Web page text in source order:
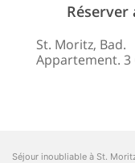
St. Moritz, Bad.
Appartement. 3
Séjour inoubliable à St.